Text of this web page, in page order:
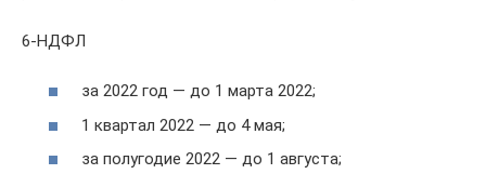
6-НДФЛ
за 2022 год — до 1 марта 2022;
1 квартал 2022 — до 4 мая;
за полугодие 2022 — до 1 августа;